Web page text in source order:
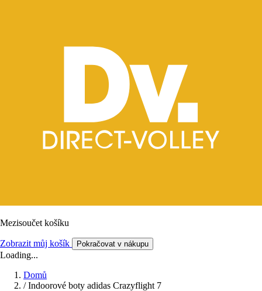
Mezisoučet košíku
Zobrazit můj košík Pokračovat v nákupu
Loading...
Domů
/ Indoorové boty adidas Crazyflight 7